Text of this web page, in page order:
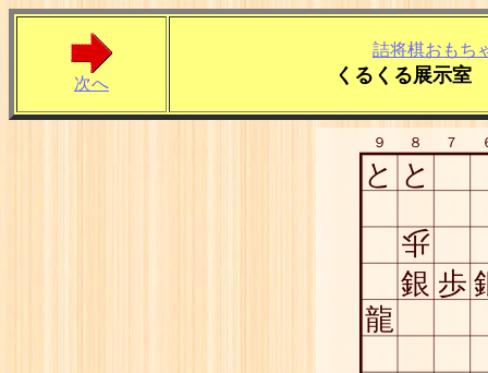
次へ
詰将棋おもち
くるくる展示
９ ８ ７
と と
歩
銀 歩
龍